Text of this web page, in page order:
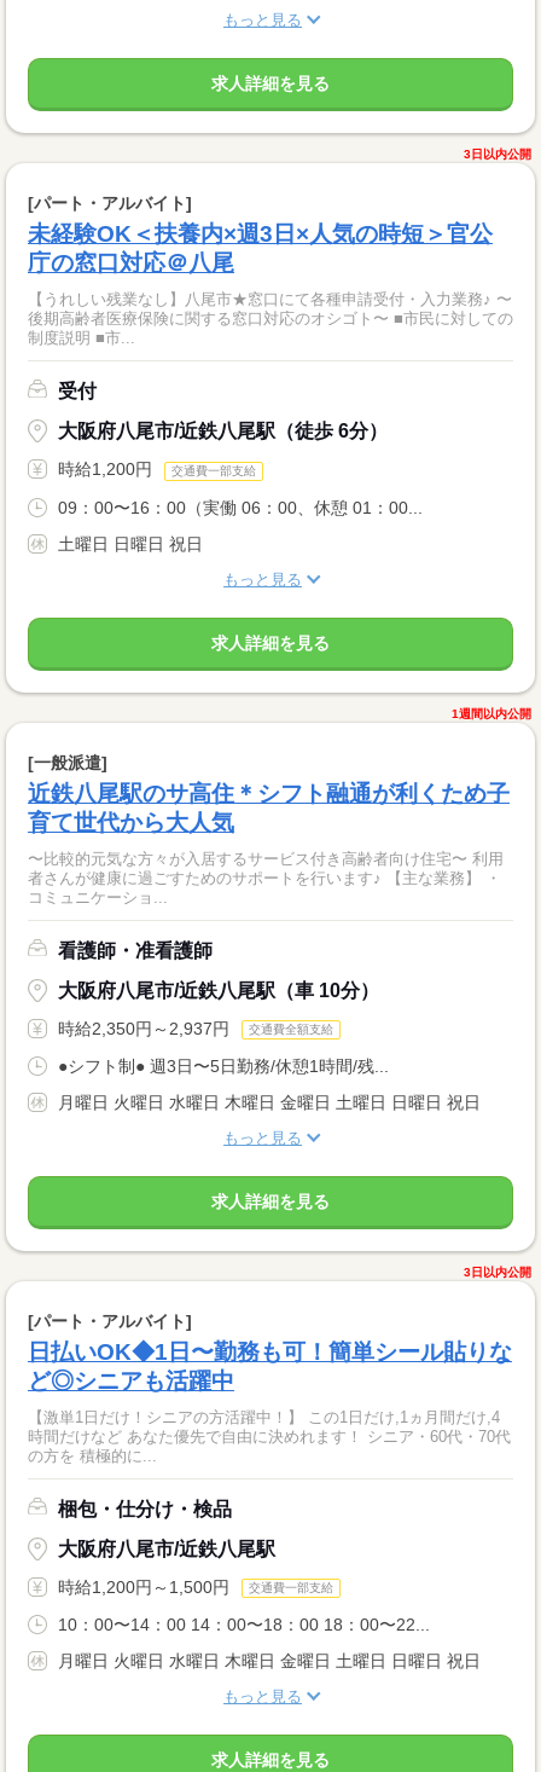
もっと見る
求人詳細を見る
3日以内公開
[パート・アルバイト]
未経験OK＜扶養内×週3日×人気の時短＞官公
庁の窓口対応＠八尾
【うれしい残業なし】八尾市★窓口にて各種申請受付・入力業務♪ 〜
後期高齢者医療保険に関する窓口対応のオシゴト〜 ■市民に対しての
制度説明 ■市...
受付
大阪府八尾市/近鉄八尾駅（徒歩 6分）
時給1,200円 交通費一部支給
09：00〜16：00（実働 06：00、休憩 01：00...
土曜日 日曜日 祝日
もっと見る
求人詳細を見る
1週間以内公開
[一般派遣]
近鉄八尾駅のサ高住＊シフト融通が利くため子
育て世代から大人気
〜比較的元気な方々が入居するサービス付き高齢者向け住宅〜 利用
者さんが健康に過ごすためのサポートを行います♪ 【主な業務】 ・
コミュニケーショ...
看護師・准看護師
大阪府八尾市/近鉄八尾駅（車 10分）
時給2,350円～2,937円 交通費全額支給
●シフト制● 週3日〜5日勤務/休憩1時間/残...
月曜日 火曜日 水曜日 木曜日 金曜日 土曜日 日曜日 祝日
もっと見る
求人詳細を見る
3日以内公開
[パート・アルバイト]
日払いOK◆1日〜勤務も可！簡単シール貼りな
ど◎シニアも活躍中
【激単1日だけ！シニアの方活躍中！】 この1日だけ,1ヵ月間だけ,4
時間だけなど あなた優先で自由に決めれます！ シニア・60代・70代
の方を 積極的に...
梱包・仕分け・検品
大阪府八尾市/近鉄八尾駅
時給1,200円～1,500円 交通費一部支給
10：00〜14：00 14：00〜18：00 18：00〜22...
月曜日 火曜日 水曜日 木曜日 金曜日 土曜日 日曜日 祝日
もっと見る
求人詳細を見る